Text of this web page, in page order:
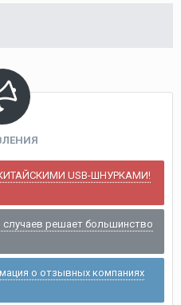
USB-ШНУРКАМИ!
случаев решает большинство
о отзывных компаниях